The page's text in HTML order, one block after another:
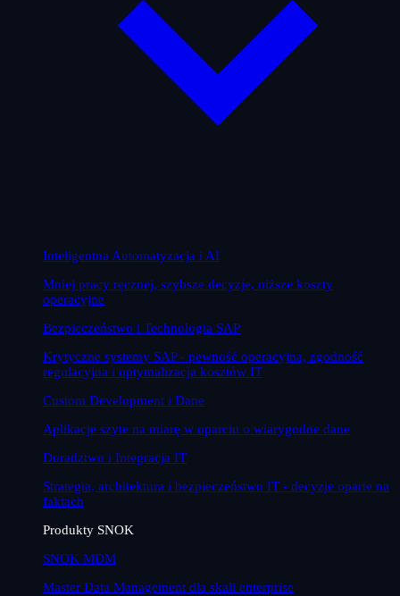
Inteligentna Automatyzacja i AI
Mniej pracy ręcznej, szybsze decyzje, niższe koszty
operacyjne
Bezpieczeństwo i Technologia SAP
Krytyczne systemy SAP - pewność operacyjna, zgodność
regulacyjna i optymalizacja kosztów IT
Custom Development i Dane
Aplikacje szyte na miarę w oparciu o wiarygodne dane
Doradztwo i Integracja IT
Strategia, architektura i bezpieczeństwo IT - decyzje oparte na
faktach
Produkty SNOK
SNOK MDM
Master Data Management dla skali enterprise